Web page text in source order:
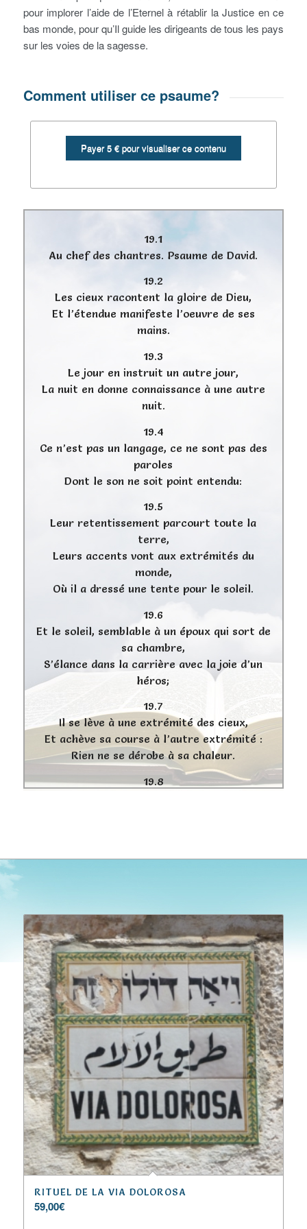
pour implorer l’aide de l’Eternel à rétablir la Justice en ce
bas monde, pour qu’Il guide les dirigeants de tous les pays
sur les voies de la sagesse.
Comment utiliser ce psaume?
19.1
Au chef des chantres. Psaume de David.
19.2
Les cieux racontent la gloire de Dieu,
Et l’étendue manifeste l’oeuvre de ses
mains.
19.3
Le jour en instruit un autre jour,
La nuit en donne connaissance à une autre
nuit.
19.4
Ce n’est pas un langage, ce ne sont pas des
paroles
Dont le son ne soit point entendu:
19.5
Leur retentissement parcourt toute la
terre,
Leurs accents vont aux extrémités du
monde,
Où il a dressé une tente pour le soleil.
19.6
Et le soleil, semblable à un époux qui sort de
sa chambre,
S’élance dans la carrière avec la joie d’un
héros;
19.7
Il se lève à une extrémité des cieux,
Et achève sa course à l’autre extrémité :
Rien ne se dérobe à sa chaleur.
19.8
Les commandements de l’Éternel sont purs,
ils éclairent les yeux.
19.10
La crainte de l’Éternel est pure, elle
subsiste à toujours;
Les jugements de l’Éternel sont vrais, ils
sont tous justes.
19.11
Ils sont plus précieux que l’or, que beaucoup
d’or fin;
Ils sont plus doux que le miel, que celui qui
coule des rayons.
19.12
Ton serviteur aussi en reçoit instruction;
Pour qui les observe la récompense est
grande.
RITUEL DE LA VIA DOLOROSA
59,00€